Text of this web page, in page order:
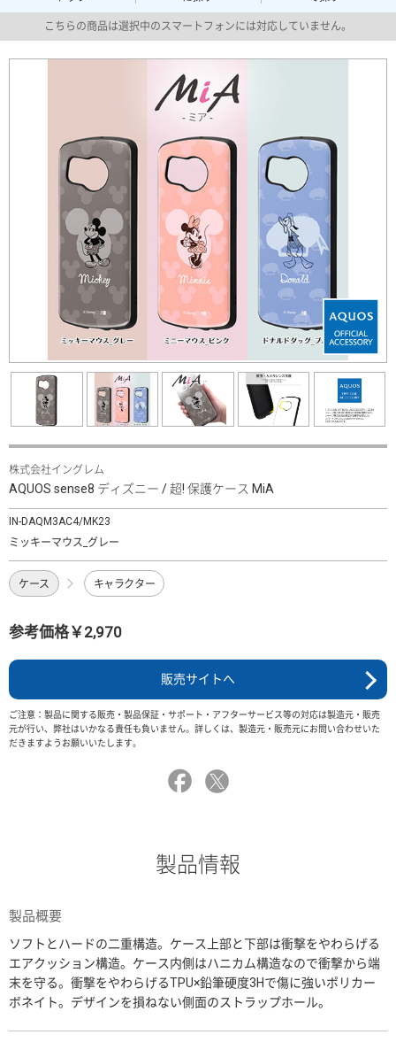
こちらの商品は選択中のスマートフォンには対応していません。
株式会社イングレム
AQUOS sense8 ディズニー / 超! 保護ケース MiA
IN-DAQM3AC4/MK23
ミッキーマウス_グレー
ケース キャラクター
参考価格￥2,970
販売サイトへ
ご注意：製品に関する販売・製品保証・サポート・アフターサービス等の対応は製造元・販売
元が行い、弊社はいかなる責任も負いません。詳しくは、製造元・販売元にお問い合わせいた
だきますようお願いいたします。
製品情報
製品概要
ソフトとハードの二重構造。ケース上部と下部は衝撃をやわらげる
エアクッション構造。ケース内側はハニカム構造なので衝撃から端
末を守る。衝撃をやわらげるTPU×鉛筆硬度3Hで傷に強いポリカー
ボネイト。デザインを損ねない側面のストラップホール。